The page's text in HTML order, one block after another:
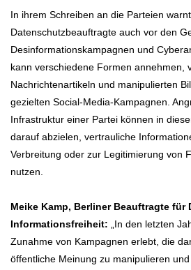
In ihrem Schreiben an die Parteien
Datenschutzbeauftragte auch vor den
Desinformationskampagnen und
kann verschiedene Formen annehmen,
Nachrichtenartikeln und manipulierten
gezielten Social-Media-Kampagnen.
Infrastruktur einer Partei können in
darauf abzielen, vertrauliche
Verbreitung oder zur Legitimierung von
nutzen.
Meike Kamp, Berliner Beauftragte für
Informationsfreiheit: „In den letzten
Zunahme von Kampagnen erlebt, die
öffentliche Meinung zu manipulieren